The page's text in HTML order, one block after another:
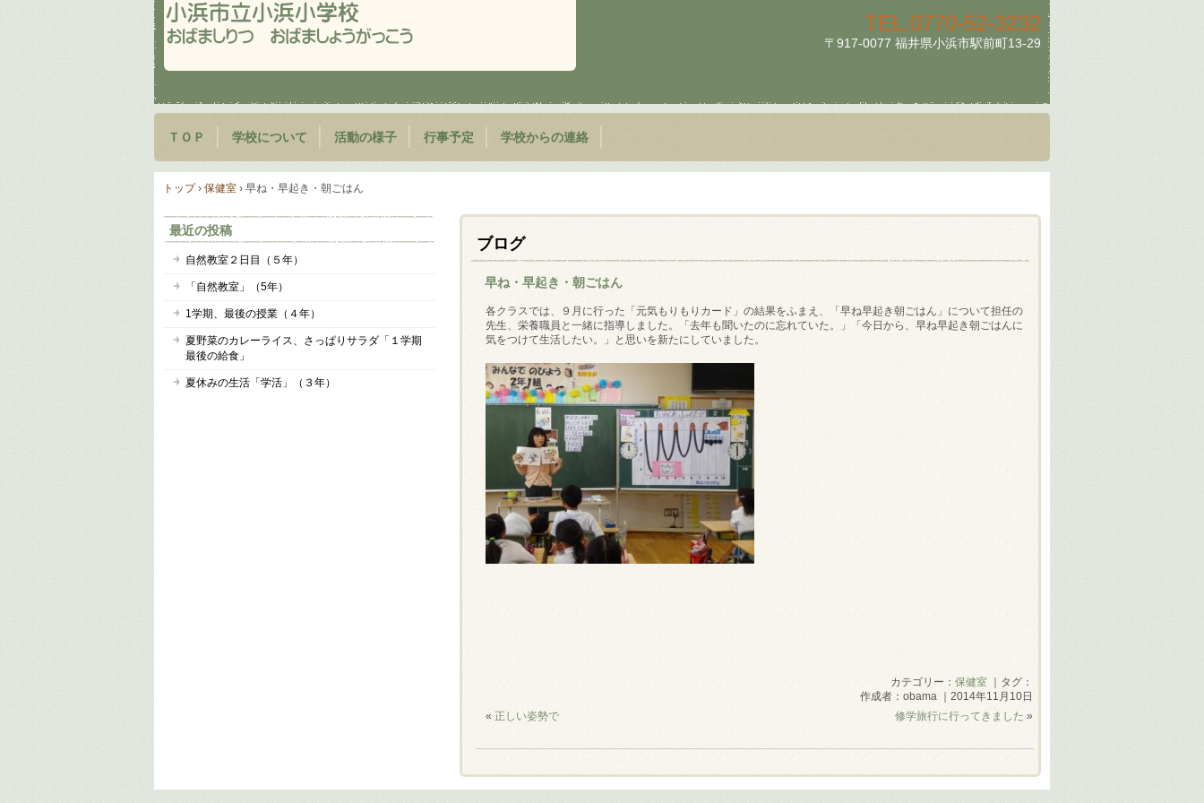
TEL.0770-52-3232
〒917-0077 福井県小浜市駅前町13-29
ＴＯＰ 学校について 活動の様子 行事予定 学校からの連絡
トップ› 保健室 › 早ね・早起き・朝ごはん
ブログ
早ね・早起き・朝ごはん
各クラスでは、９月に行った「元気もりもりカード」の結果をふまえ、「早ね早起き朝ごはん」について担任の
先生、栄養職員と一緒に指導しました。「去年も聞いたのに忘れていた。」「今日から、早ね早起き朝ごはんに
気をつけて生活したい。」と思いを新たにしていました。
カテゴリー： 保健室｜タグ：
作成者：obama ｜2014年11月10日
« 正しい姿勢で 修学旅行に行ってきました »
最近の投稿
自然教室２日目（５年）
「自然教室」（5年）
1学期、最後の授業（４年）
夏野菜のカレーライス、さっぱりサラダ「１学期
最後の給食」
夏休みの生活「学活」（３年）